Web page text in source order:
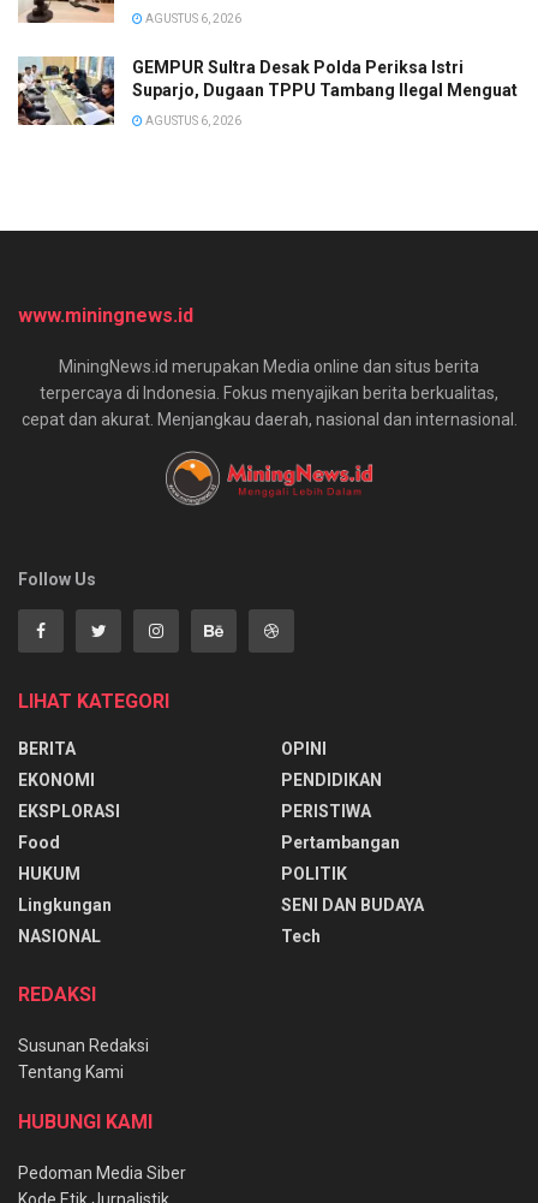
AGUSTUS 6, 2026
GEMPUR Sultra Desak Polda Periksa Istri
Suparjo, Dugaan TPPU Tambang Ilegal Menguat
AGUSTUS 6, 2026
www.miningnews.id
MiningNews.id merupakan Media online dan situs berita
terpercaya di Indonesia. Fokus menyajikan berita berkualitas,
cepat dan akurat. Menjangkau daerah, nasional dan internasional.
Follow Us
LIHAT KATEGORI
BERITA
EKONOMI
EKSPLORASI
Food
HUKUM
Lingkungan
NASIONAL
OPINI
PENDIDIKAN
PERISTIWA
Pertambangan
POLITIK
SENI DAN BUDAYA
Tech
REDAKSI
Susunan Redaksi
Tentang Kami
HUBUNGI KAMI
Pedoman Media Siber